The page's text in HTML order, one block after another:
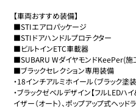
【車両おすすめ装備】
■STIエアロパッケージ
■STIドアハンドルプロテクター
■ビルトインETC車載器
■SUBARU WダイヤモンドKeePer(施
■ブラックセレクション専用装備
・18インチアルミホイール（ブラック塗装
・ブラックゼベルデザイン【フルLEDハ
イザー（オート）、ポップアップ式ヘッ